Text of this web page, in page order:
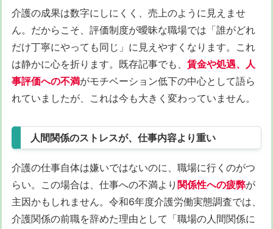
介護の成果は数字にしにくく、売上のように見えませ
ん。だからこそ、評価制度が曖昧な職場では「誰がどれ
だけ丁寧にやっても同じ」に見えやすくなります。これ
は静かに心を折ります。既存記事でも、 賃金や処遇、人
事評価への不満がモチベーション低下の中心として語ら
れていましたが、これは今も大きく変わっていません。
人間関係のストレスが、仕事内容より重い
介護の仕事自体は嫌いではないのに、職場に行くのがつ
らい。この場合は、仕事への不満より 関係性への疲弊が
主因かもしれません。令和6年度介護労働実態調査では、
介護関係の前職を辞めた理由として「職場の人間関係に